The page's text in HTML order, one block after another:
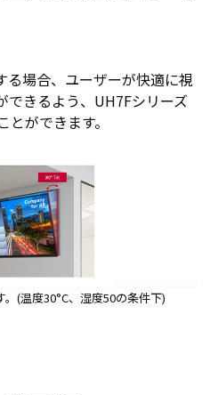
る場合、ユーザーが快適に視
できるよう、UH7Fシリーズ
ができます。
(温度30°C、湿度50の条件下)